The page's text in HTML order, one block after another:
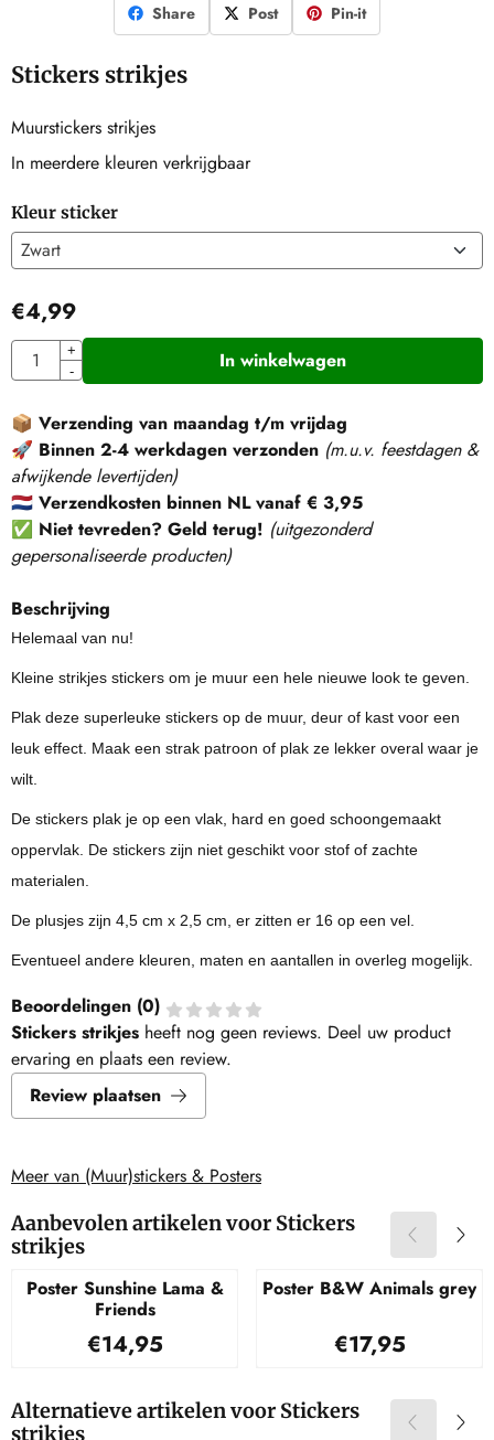
Share Post Pin-it
Stickers strikjes
Muurstickers strikjes
In meerdere kleuren verkrijgbaar
Kleur sticker
€4,99
Aantal
+
-
In winkelwagen
📦 Verzending van maandag t/m vrijdag
🚀 Binnen 2-4 werkdagen verzonden (m.u.v. feestdagen &
afwijkende levertijden)
🇳🇱 Verzendkosten binnen NL vanaf € 3,95
✅ Niet tevreden? Geld terug! (uitgezonderd
gepersonaliseerde producten)
Beschrijving
Helemaal van nu!
Kleine strikjes stickers om je muur een hele nieuwe look te geven.
Plak deze superleuke stickers op de muur, deur of kast voor een
leuk effect. Maak een strak patroon of plak ze lekker overal waar je
wilt.
De stickers plak je op een vlak, hard en goed schoongemaakt
oppervlak. De stickers zijn niet geschikt voor stof of zachte
materialen.
De plusjes zijn 4,5 cm x 2,5 cm, er zitten er 16 op een vel.
Eventueel andere kleuren, maten en aantallen in overleg mogelijk.
Beoordelingen (0)
Stickers strikjes heeft nog geen reviews. Deel uw product
ervaring en plaats een review.
Review plaatsen
Meer van (Muur)stickers & Posters
Aanbevolen artikelen voor Stickers
strikjes
Poster Sunshine Lama &
Friends
Prijs: 14,95
€14,95
Poster B&W Animals grey
Prijs: 17,95
€17,95
Alternatieve artikelen voor Stickers
strikjes